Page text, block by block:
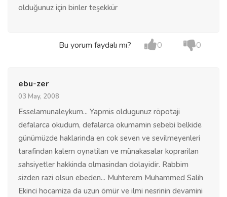
olduğunuz için binler teşekkür
Bu yorum faydalı mı? 0 0
ebu-zer
03 May, 2008
Esselamunaleykum... Yapmis oldugunuz röpotaji
defalarca okudum, defalarca okumamin sebebi belkide
günümüzde haklarinda en cok seven ve sevilmeyenleri
tarafindan kalem oynatilan ve münakasalar koprarilan
sahsiyetler hakkinda olmasindan dolayidir. Rabbim
sizden razi olsun ebeden... Muhterem Muhammed Salih
Ekinci hocamiza da uzun ömür ve ilmi nesrinin devamini